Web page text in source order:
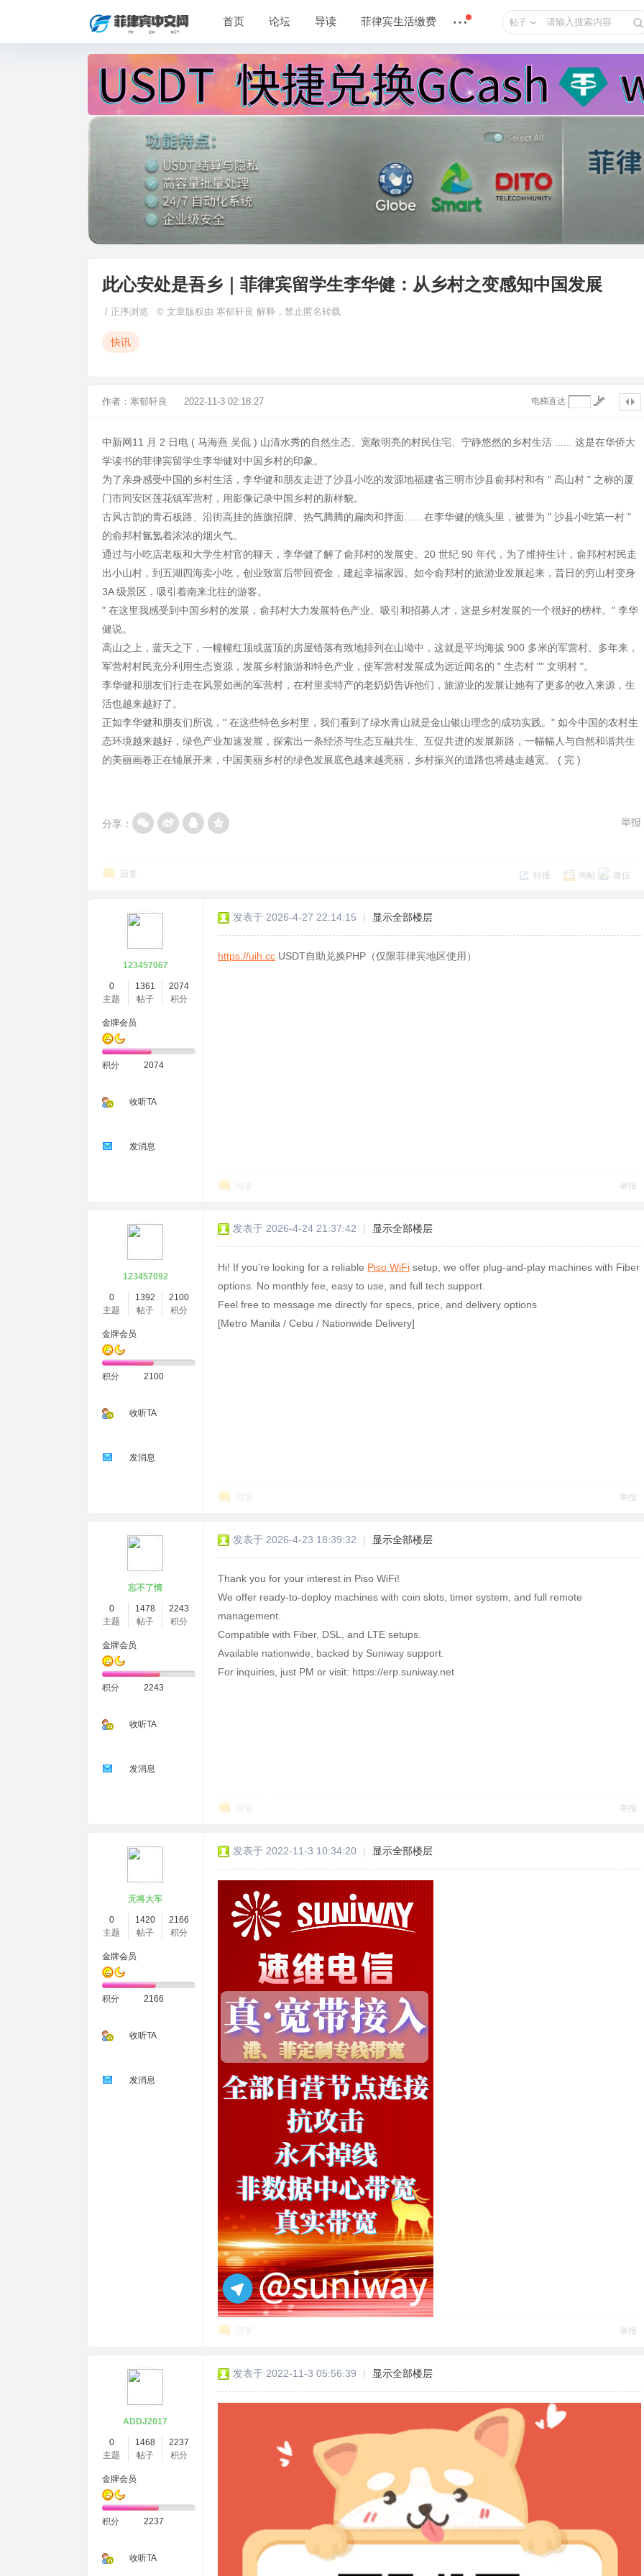
首页 论坛 导读 菲律宾生活缴费 帖子
此心安处是吾乡｜菲律宾留学生李华健：从乡村之变感知中国发展
/ 正序浏览 © 文章版权由 寒郁轩良 解释，禁止匿名转载
快讯
作者： 寒郁轩良 2022-11-3 02:18:27 电梯直达
中新网11 月 2 日电 ( 马海燕 吴侃 ) 山清水秀的自然生态、宽敞明亮的村民住宅、宁静悠然的乡村生活 ...... 这是在华侨大
学读书的菲律宾留学生李华健对中国乡村的印象。
为了亲身感受中国的乡村生活，李华健和朋友走进了沙县小吃的发源地福建省三明市沙县俞邦村和有 " 高山村 " 之称的厦
门市同安区莲花镇军营村，用影像记录中国乡村的新样貌。
古风古韵的青石板路、沿街高挂的旌旗招牌、热气腾腾的扁肉和拌面……在李华健的镜头里，被誉为 " 沙县小吃第一村 "
的俞邦村氤氲着浓浓的烟火气。
通过与小吃店老板和大学生村官的聊天，李华健了解了俞邦村的发展史。20 世纪 90 年代，为了维持生计，俞邦村村民走
出小山村，到五湖四海卖小吃，创业致富后带回资金，建起幸福家园。如今俞邦村的旅游业发展起来，昔日的穷山村变身
3A 级景区，吸引着南来北往的游客。
" 在这里我感受到中国乡村的发展，俞邦村大力发展特色产业、吸引和招募人才，这是乡村发展的一个很好的榜样。" 李华
健说。
高山之上，蓝天之下，一幢幢红顶或蓝顶的房屋错落有致地排列在山坳中，这就是平均海拔 900 多米的军营村。多年来，
军营村村民充分利用生态资源，发展乡村旅游和特色产业，使军营村发展成为远近闻名的 " 生态村 "" 文明村 "。
李华健和朋友们行走在风景如画的军营村，在村里卖特产的老奶奶告诉他们，旅游业的发展让她有了更多的收入来源，生
活也越来越好了。
正如李华健和朋友们所说，" 在这些特色乡村里，我们看到了绿水青山就是金山银山理念的成功实践。" 如今中国的农村生
态环境越来越好，绿色产业加速发展，探索出一条经济与生态互融共生、互促共进的发展新路，一幅幅人与自然和谐共生
的美丽画卷正在铺展开来，中国美丽乡村的绿色发展底色越来越亮丽，乡村振兴的道路也将越走越宽。 ( 完 )
分享： 举报
转播 淘帖 微信
回复
123457067
0
主题
1361
帖子
2074
积分
金牌会员
积分 2074
收听TA
发消息
发表于 2026-4-27 22:14:15 | 显示全部楼层
https://uih.cc USDT自助兑换PHP（仅限菲律宾地区使用）
举报
123457092
0
主题
1392
帖子
2100
积分
金牌会员
积分 2100
收听TA
发消息
发表于 2026-4-24 21:37:42 | 显示全部楼层
Hi! If you're looking for a reliable Piso WiFi setup, we offer plug-and-play machines with Fiber
options. No monthly fee, easy to use, and full tech support.
Feel free to message me directly for specs, price, and delivery options
[Metro Manila / Cebu / Nationwide Delivery]
举报
忘不了情
0
主题
1478
帖子
2243
积分
金牌会员
积分 2243
收听TA
发消息
发表于 2026-4-23 18:39:32 | 显示全部楼层
Thank you for your interest in Piso WiFi!
We offer ready-to-deploy machines with coin slots, timer system, and full remote
management.
Compatible with Fiber, DSL, and LTE setups.
Available nationwide, backed by Suniway support.
For inquiries, just PM or visit: https://erp.suniway.net
举报
无将大车
0
主题
1420
帖子
2166
积分
金牌会员
积分 2166
收听TA
发消息
发表于 2022-11-3 10:34:20 | 显示全部楼层
举报
ADDJ2017
0
主题
1468
帖子
2237
积分
金牌会员
积分 2237
收听TA
发表于 2022-11-3 05:56:39 | 显示全部楼层